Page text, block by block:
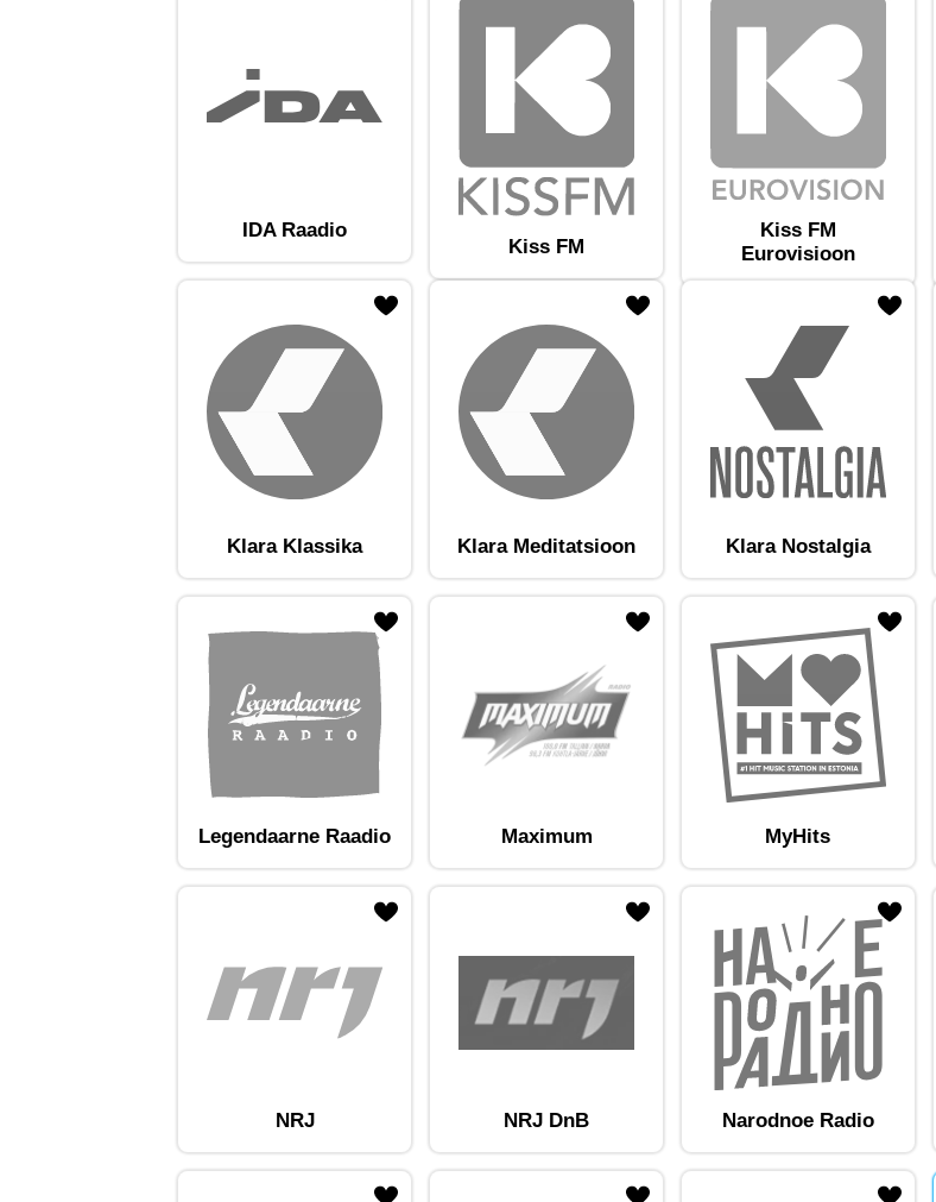
IDA Raadio
Kiss FM
Kiss FM
Eurovisioon
Klara Klassika Klara Meditatsioon Klara Nostalgia
Lisa raadiojaam lemmikute hulkaLisa raadiojaam lemmikute hulkaLisa raadiojaam lemmikute hulka
Legendaarne Raadio Maximum MyHits
Lisa raadiojaam lemmikute hulkaLisa raadiojaam lemmikute hulkaLisa raadiojaam lemmikute hulka
NRJ NRJ DnB Narodnoe Radio
Lisa raadiojaam lemmikute hulkaLisa raadiojaam lemmikute hulkaLisa raadiojaam lemmikute hulka
Lisa raadiojaam lemmikute hulkaLisa raadiojaam lemmikute hulkaLisa raadiojaam lemmikute hulka